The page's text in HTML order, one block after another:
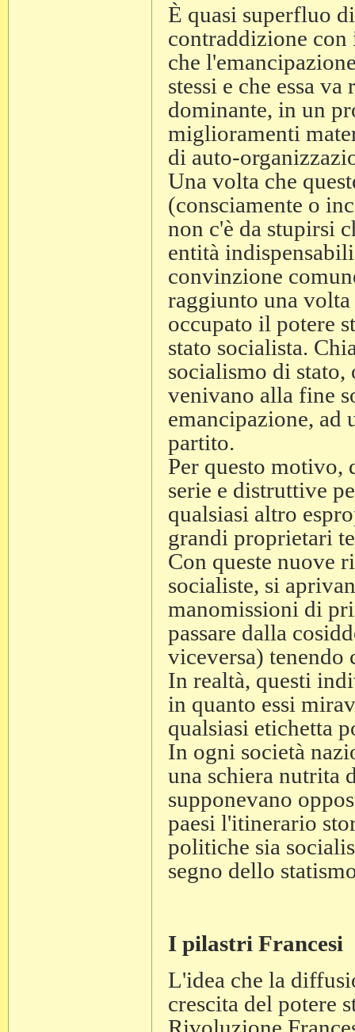
È quasi superfluo
contraddizione con
che
stessi e che essa
dominante, in un
miglioramenti
di auto-
Una volta che
(consciamente o
non c'è da stupirsi
entità
convinzione
raggiunto una
occupato il potere
stato socialista.
socialismo di
venivano alla fine
emancipazione, ad
partito.
Per questo motivo,
serie e distruttive
qualsiasi altro
grandi proprietari
Con queste nuove
socialiste, si
manomissioni di
passare dalla
viceversa)
In realtà, questi
in quanto essi
qualsiasi etichetta
In ogni società
una schiera nutrita
supponevano
paesi l'itinerario
politiche sia
segno dello
I pilastri Francesi
L'idea che la
crescita del potere